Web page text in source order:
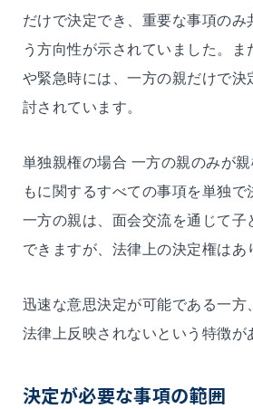
だけで決定でき、重要な事項のみ
う方向性が示されていました。ま
や緊急時には、一方の親だけで決
討されています。
単独親権の場合 一方の親のみが
もに関するすべての事項を単独で
一方の親は、面会交流を通じて子
できますが、法律上の決定権はあ
迅速な意思決定が可能である一方
法律上反映されないという特徴が
決定が必要な事項の範囲